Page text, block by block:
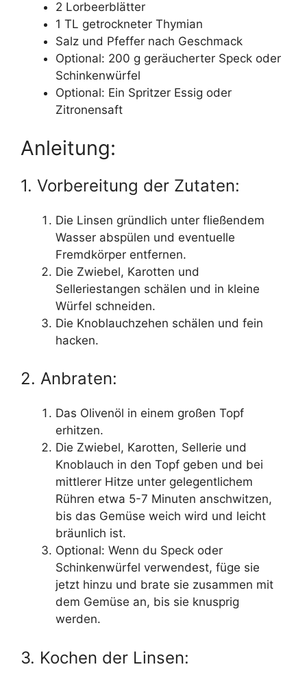
2 Lorbeerblätter
1 TL getrockneter Thymian
Salz und Pfeffer nach Geschmack
Optional: 200 g geräucherter Speck oder
Schinkenwürfel
Optional: Ein Spritzer Essig oder
Zitronensaft
Anleitung:
1. Vorbereitung der Zutaten:
Die Linsen gründlich unter fließendem
Wasser abspülen und eventuelle
Fremdkörper entfernen.
Die Zwiebel, Karotten und
Selleriestangen schälen und in kleine
Würfel schneiden.
Die Knoblauchzehen schälen und fein
hacken.
2. Anbraten:
Das Olivenöl in einem großen Topf
erhitzen.
Die Zwiebel, Karotten, Sellerie und
Knoblauch in den Topf geben und bei
mittlerer Hitze unter gelegentlichem
Rühren etwa 5-7 Minuten anschwitzen,
bis das Gemüse weich wird und leicht
bräunlich ist.
Optional: Wenn du Speck oder
Schinkenwürfel verwendest, füge sie
jetzt hinzu und brate sie zusammen mit
dem Gemüse an, bis sie knusprig
werden.
3. Kochen der Linsen: